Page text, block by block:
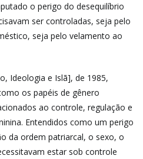
o perigo do desequilíbrio
ser controladas, seja pelo
seja pelo velamento ao
Ideologia e Islã], de 1985,
os papéis de gênero
ao controle, regulação e
Entendidos como um perigo
da ordem patriarcal, o sexo, o
estar sob controle